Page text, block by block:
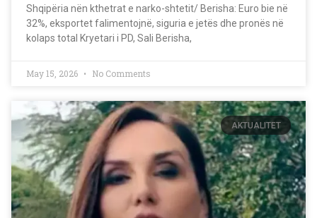
Shqipëria nën kthetrat e narko-shtetit/ Berisha: Euro bie në
32%, eksportet falimentojnë, siguria e jetës dhe pronës në
kolaps total Kryetari i PD, Sali Berisha,
May 15, 2026 No Comments
AKTUALITET